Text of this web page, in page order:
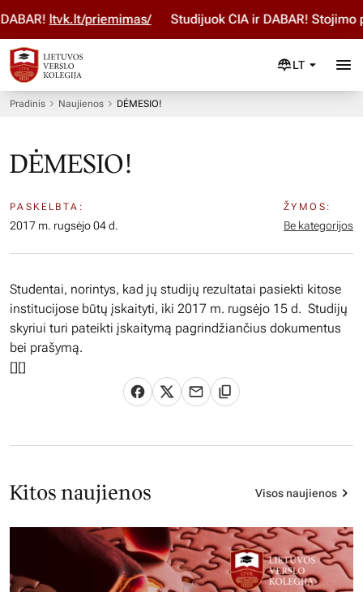
ltvk.lt/priemimas/ Studijuok ČIA ir DABAR! Stojimo
LT
Pradinis Naujienos DĖMESIO!
DĖMESIO!
PASKELBTA:
2017 m. rugsėjo 04 d.
ŽYMOS:
Be kategorijos
Studentai, norintys, kad jų studijų rezultatai pasiekti kitose
institucijose būtų įskaityti, iki 2017 m. rugsėjo 15 d. Studijų
skyriui turi pateikti įskaitymą pagrindžiančius dokumentus
bei prašymą.
[][]
Kitos naujienos Visos naujienos